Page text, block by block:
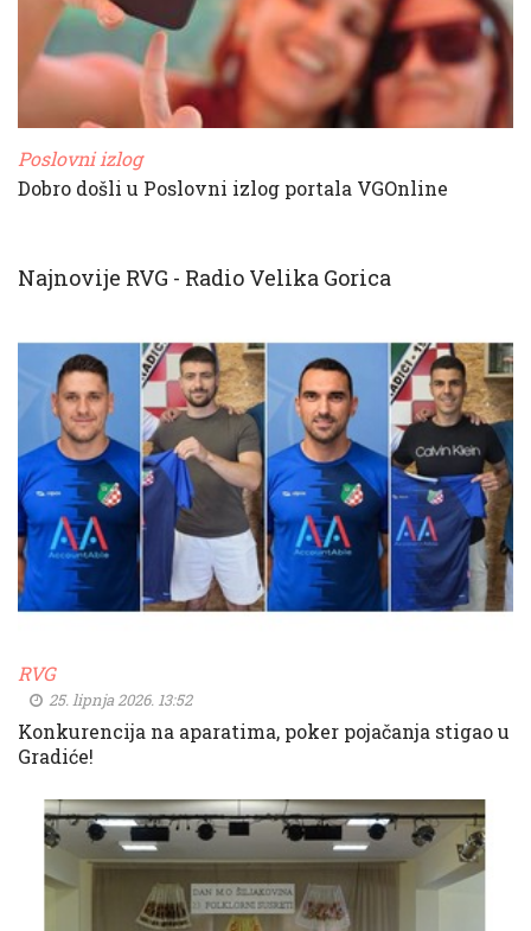
Poslovni izlog
Dobro došli u Poslovni izlog portala VGOnline
Najnovije RVG - Radio Velika Gorica
RVG
25. lipnja 2026. 13:52
Konkurencija na aparatima, poker pojačanja stigao u
Gradiće!